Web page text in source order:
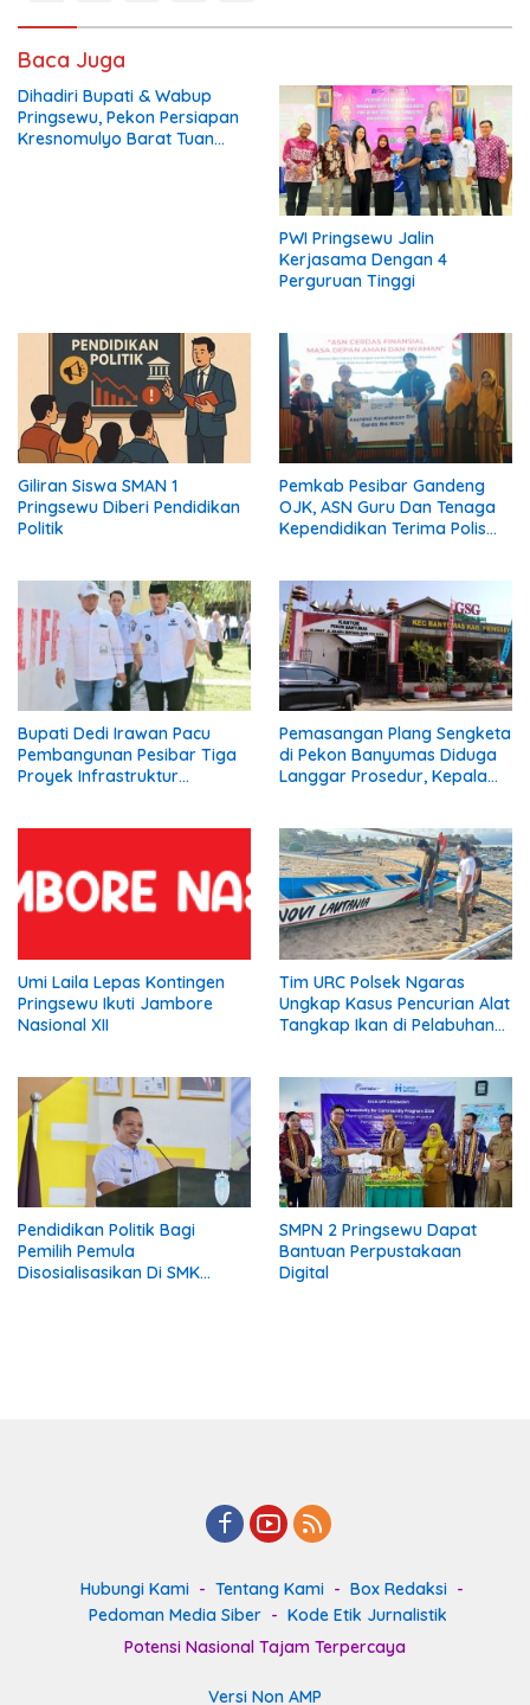
Baca Juga
Dihadiri Bupati & Wabup
Pringsewu, Pekon Persiapan
Kresnomulyo Barat Tuan
PWI Pringsewu Jalin
Kerjasama Dengan 4
Perguruan Tinggi
Giliran Siswa SMAN 1
Pringsewu Diberi Pendidikan
Politik
Pemkab Pesibar Gandeng
OJK, ASN Guru Dan Tenaga
Kependidikan Terima Polis
Bupati Dedi Irawan Pacu
Pembangunan Pesibar Tiga
Proyek Infrastruktur
Pemasangan Plang Sengketa
di Pekon Banyumas Diduga
Langgar Prosedur, Kepala
Umi Laila Lepas Kontingen
Pringsewu Ikuti Jambore
Nasional XII
Tim URC Polsek Ngaras
Ungkap Kasus Pencurian Alat
Tangkap Ikan di Pelabuhan
Pendidikan Politik Bagi
Pemilih Pemula
Disosialisasikan Di SMK
SMPN 2 Pringsewu Dapat
Bantuan Perpustakaan
Digital
Hubungi Kami Tentang Kami
Box Redaksi
Pedoman Media Siber
Kode Etik Jurnalistik
Potensi Nasional Tajam Terpercaya
Versi Non AMP